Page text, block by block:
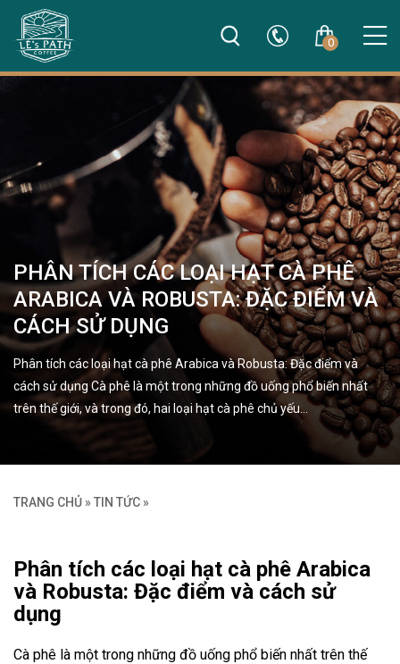
0
PHÂN TÍCH CÁC LOẠI HẠT CÀ PHÊ
ARABICA VÀ ROBUSTA: ĐẶC ĐIỂM VÀ
CÁCH SỬ DỤNG
Phân tích các loại hạt cà phê Arabica và Robusta: Đặc điểm và
cách sử dụng Cà phê là một trong những đồ uống phổ biến nhất
trên thế giới, và trong đó, hai loại hạt cà phê chủ yếu…
TRANG CHỦ » TIN TỨC »
Phân tích các loại hạt cà phê Arabica
và Robusta: Đặc điểm và cách sử
dụng
Cà phê là một trong những đồ uống phổ biến nhất trên thế